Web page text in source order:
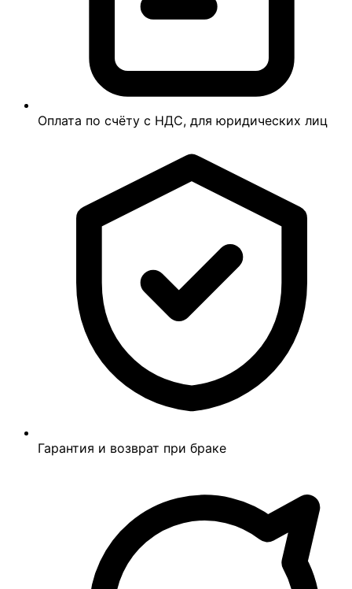
Оплата по счёту с НДС, для юридических лиц
Гарантия и возврат при браке